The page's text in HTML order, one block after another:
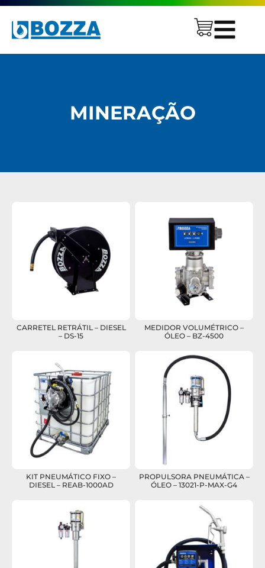
MINERAÇÃO
CARRETEL RETRÁTIL – DIESEL
– DS-15
MEDIDOR VOLUMÉTRICO –
ÓLEO – BZ-4500
KIT PNEUMÁTICO FIXO –
DIESEL – REAB-1000AD
PROPULSORA PNEUMÁTICA –
ÓLEO – 13021-P-MAX-G4